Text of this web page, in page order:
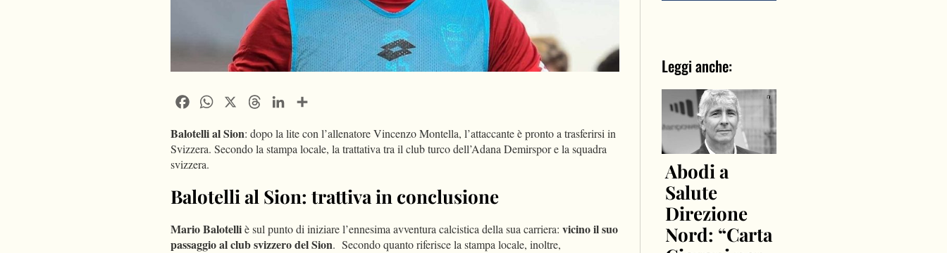
FacebookWhatsApp ThreadsLinkedIn
Balotelli al Sion: dopo la lite con l’allenatore Vincenzo Montella, l’attaccante è pronto a trasferirsi in
Svizzera. Secondo la stampa locale, la trattativa tra il club turco dell’Adana Demirspor e la squadra
svizzera.
Balotelli al Sion: trattiva in conclusione
Mario Balotelliè sul punto di iniziare l’ennesima avventura calcistica della sua carriera: vicino il suo
passaggio al club svizzero del Sion. Secondo quanto riferisce la stampa locale, inoltre,
Leggi anche:
Abodi a
Salute
Direzione
Nord: “Carta